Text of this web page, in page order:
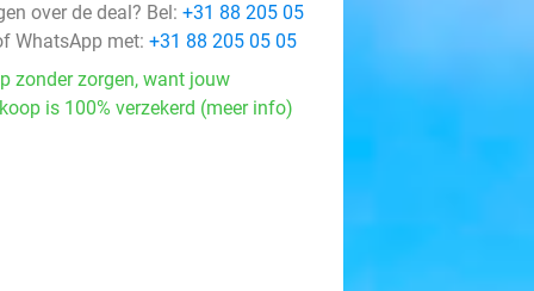
over de deal? Bel: +31 88 205 05
WhatsApp met: +31 88 205 05 05
zonder zorgen, want jouw
is 100% verzekerd (meer info)